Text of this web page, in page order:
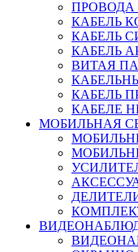
ПРОВОДА
КАБЕЛЬ
КАБЕЛЬ
КАБЕЛЬ
ВИТАЯ
КАБЕЛЬ
КАБЕЛЕ
МОБИЛЬНАЯ